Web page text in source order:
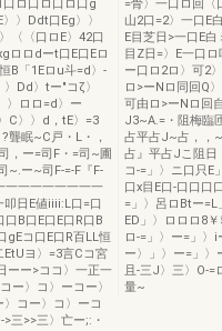
ロ口ロ口ロ口g
〉Ddt口Eg〉〉
〈〈口ロE〉42口
ロロdーt口E口Eロ
B「1Eロu斗=d〉-
Dd〉tー"コζ〉
〉ロロ=d〉ー
C〉〉d，tE〉=3
聾眠~C戸・L・，
，ー=司F・=司~圃
~.ー~司F-=-F『F-
一一一一一一一一
日E値iiii:L口=口
B口E口E口R口B
gEコ口E口R百LL恒
EtUヨ〉=3言Cコ宮
ーー>ココ〉一正一
ー〉コ〉ーコー〉
コー〉コ〉ーコ
三>>三〉亡ー;:・
=骨〉一口ロ回〈
山2口=2〉一口E
E目芝日>一口E
目Z日=〉E一口
ー口ロ2ロ〉可2
ロ>ーNロ同回Q
可由ロ>ーNロ回
J3~A.=・阻梅臨
占平占J~占，，
占』平占Jこ阻日
コ-=」〉ニ口只E
口x目E口-口口口
=」〉呂ロBtー
ED」〉ロロロ8
ロ-=」〉ー=」〉
ー〉」〉ー=」
且-三J〉三〉O-
量~